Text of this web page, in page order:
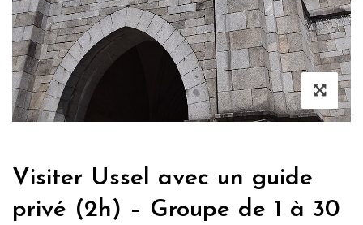
Visiter Ussel avec un guide
privé (2h) – Groupe de 1 à 30